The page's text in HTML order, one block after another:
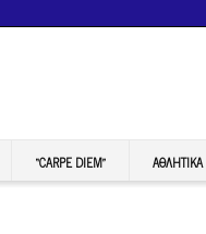
“CARPE DIEM” ΑΘΛΗΤΙΚΆ